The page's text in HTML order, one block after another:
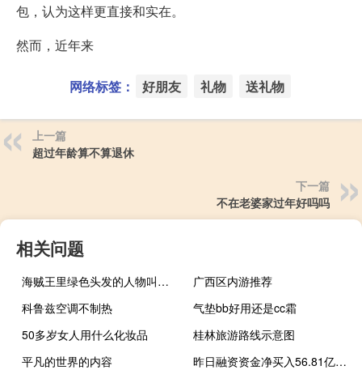
包，认为这样更直接和实在。
然而，近年来
网络标签： 好朋友 礼物 送礼物
上一篇
超过年龄算不算退休
下一篇
不在老婆家过年好吗吗
相关问题
海贼王里绿色头发的人物叫什么名字?
广西区内游推荐
科鲁兹空调不制热
气垫bb好用还是cc霜
50多岁女人用什么化妆品
桂林旅游路线示意图
平凡的世界的内容
昨日融资资金净买入56.81亿元电子净买入8.04亿元